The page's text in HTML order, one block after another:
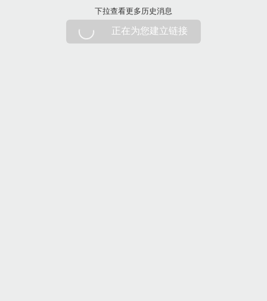
下拉查看更多历史消息
正在为您建立链接